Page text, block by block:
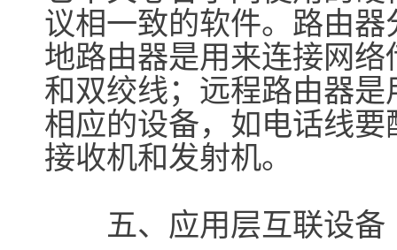
议相一致的软件。路由
地路由器是用来连接网
和双绞线；远程路由器
相应的设备，如电话线
接收机和发射机。
五、应用层互联设备